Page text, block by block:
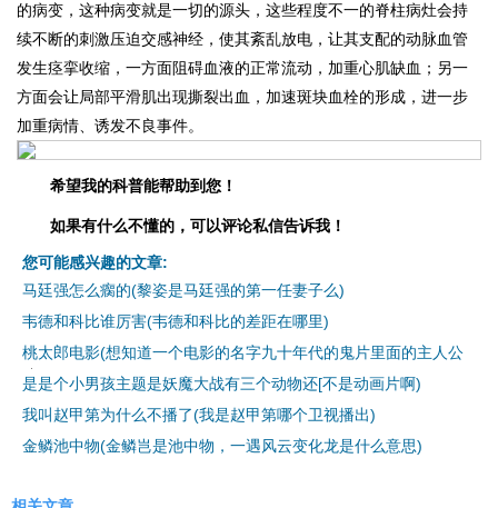
的病变，这种病变就是一切的源头，这些程度不一的脊柱病灶会持
续不断的刺激压迫交感神经，使其紊乱放电，让其支配的动脉血管
发生痉挛收缩，一方面阻碍血液的正常流动，加重心肌缺血；另一
方面会让局部平滑肌出现撕裂出血，加速斑块血栓的形成，进一步
加重病情、诱发不良事件。
希望我的科普能帮助到您！
如果有什么不懂的，可以评论私信告诉我！
您可能感兴趣的文章:
马廷强怎么瘸的(黎姿是马廷强的第一任妻子么)
韦德和科比谁厉害(韦德和科比的差距在哪里)
桃太郎电影(想知道一个电影的名字九十年代的鬼片里面的主人公
是是个小男孩主题是妖魔大战有三个动物还[不是动画片啊)
我叫赵甲第为什么不播了(我是赵甲第哪个卫视播出)
金鳞池中物(金鳞岂是池中物，一遇风云变化龙是什么意思)